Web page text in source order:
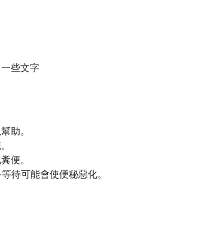
些文字
助。
便。
待可能會使便秘惡化。